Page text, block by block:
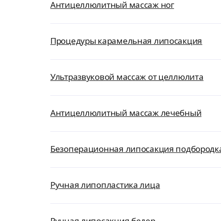
Антицеллюлитный массаж ног
Процедуры карамельная липосакция
Ультразвуковой массаж от целлюлита
Антицеллюлитный массаж лечебный
Безоперационная липосакция
Ручная липопластика лица